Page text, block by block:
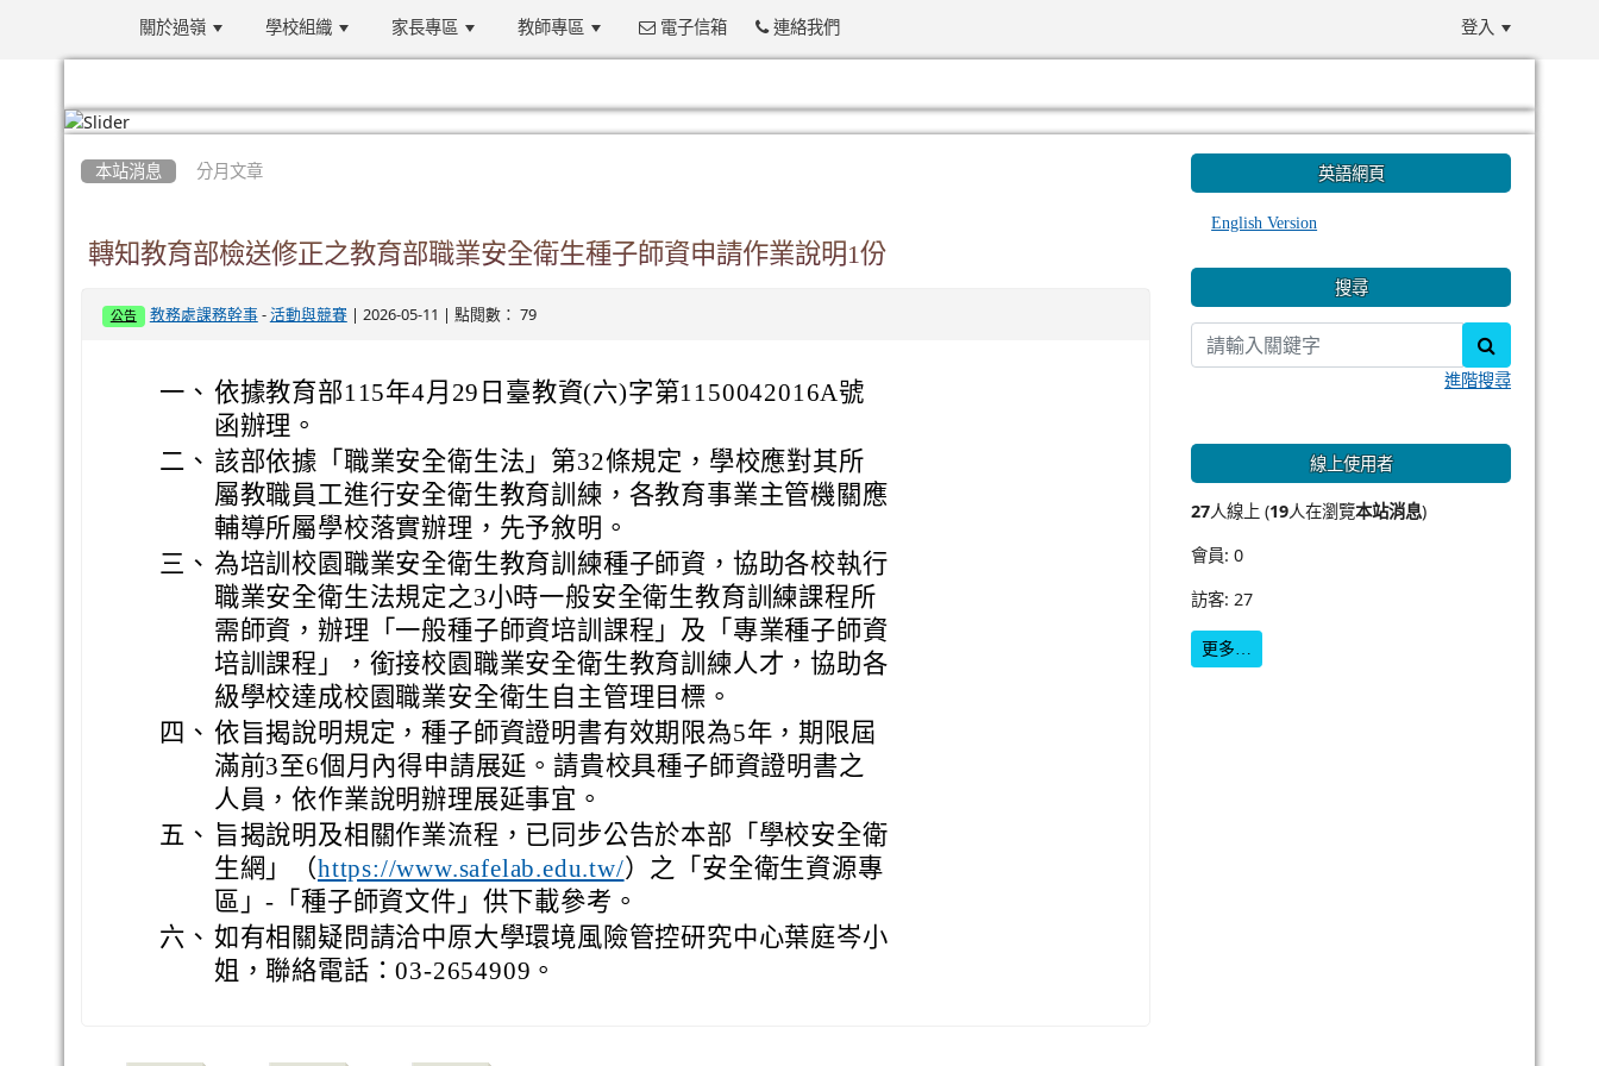
關於過嶺 學校組織 家長專區 教師專區 電子信箱 連絡我們 登入
本站消息 分月文章
轉知教育部檢送修正之教育部職業安全衛生種子師資申請作業說明1份
公告 教務處課務幹事- 活動與競賽| 2026-05-11 | 點閱數： 79
一、 依據教育部115年4月29日臺教資(六)字第1150042016A號
函辦理。
二、 該部依據「職業安全衛生法」第32條規定，學校應對其所
屬教職員工進行安全衛生教育訓練，各教育事業主管機關應
輔導所屬學校落實辦理，先予敘明。
三、 為培訓校園職業安全衛生教育訓練種子師資，協助各校執行
職業安全衛生法規定之3小時一般安全衛生教育訓練課程所
需師資，辦理「一般種子師資培訓課程」及「專業種子師資
培訓課程」，銜接校園職業安全衛生教育訓練人才，協助各
級學校達成校園職業安全衛生自主管理目標。
四、 依旨揭說明規定，種子師資證明書有效期限為5年，期限屆
滿前3至6個月內得申請展延。請貴校具種子師資證明書之
人員，依作業說明辦理展延事宜。
五、 旨揭說明及相關作業流程，已同步公告於本部「學校安全衛
生網」（https://www.safelab.edu.tw/）之「安全衛生資源專
區」-「種子師資文件」供下載參考。
六、 如有相關疑問請洽中原大學環境風險管控研究中心葉庭岑小
姐，聯絡電話：03-2654909。
英語網頁
English Version
搜尋
進階搜尋
線上使用者
27人線上 (19人在瀏覽本站消息)
會員: 0
訪客: 27
更多…